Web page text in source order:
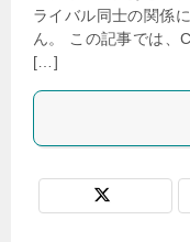
ライバル同士の関係
ん。 この記事では、
[…]